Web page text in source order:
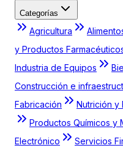
Categorías
Agricultura
y Productos
Industria de Equipos
Construcción e
Fabricación
Nutrición y
Productos Químicos y
Electrónico
Servicios